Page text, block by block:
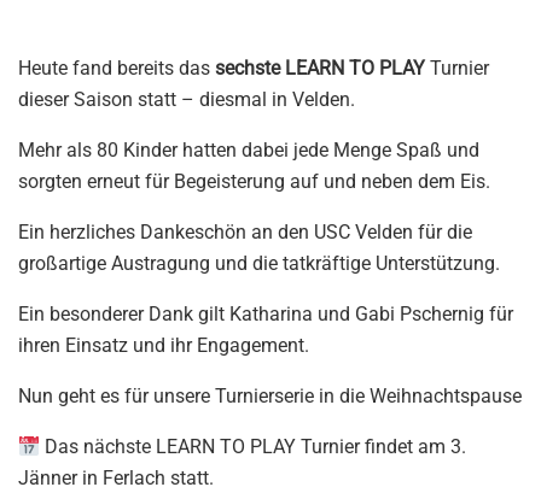
Heute fand bereits das sechste LEARN TO PLAY Turnier
dieser Saison statt – diesmal in Velden.
Mehr als 80 Kinder hatten dabei jede Menge Spaß und
sorgten erneut für Begeisterung auf und neben dem Eis.
Ein herzliches Dankeschön an den USC Velden für die
großartige Austragung und die tatkräftige Unterstützung.
Ein besonderer Dank gilt Katharina und Gabi Pschernig für
ihren Einsatz und ihr Engagement.
Nun geht es für unsere Turnierserie in die Weihnachtspause
Das nächste LEARN TO PLAY Turnier findet am 3.
Jänner in Ferlach statt.